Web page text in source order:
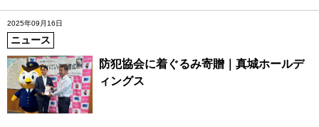
2025年09月16日
ニュース
防犯協会に着ぐるみ寄贈｜真城ホールデ
ィングス